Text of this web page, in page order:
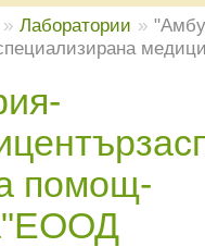
» Лаборатории »
помощ-